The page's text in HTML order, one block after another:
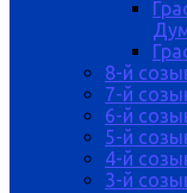
8-й
7-й
6-й
5-й
4-й
3-й